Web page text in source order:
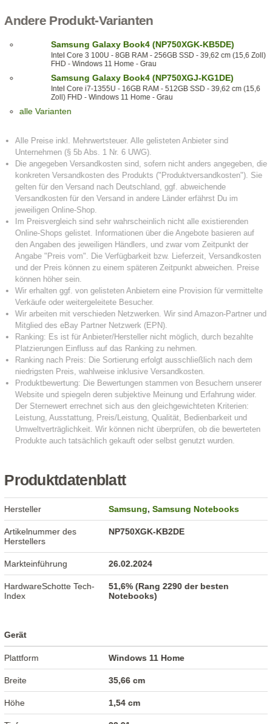
Andere Produkt-Varianten
Samsung Galaxy Book4 (NP750XGK-KB5DE)
Intel Core 3 100U - 8GB RAM - 256GB SSD - 39,62 cm (15,6 Zoll)
FHD - Windows 11 Home - Grau
Samsung Galaxy Book4 (NP750XGJ-KG1DE)
Intel Core i7-1355U - 16GB RAM - 512GB SSD - 39,62 cm (15,6
Zoll) FHD - Windows 11 Home - Grau
alle Varianten
Produktdatenblatt
Hersteller Samsung,Samsung Notebooks
Artikelnummer des
Herstellers
NP750XGK-KB2DE
Markteinführung 26.02.2024
HardwareSchotte Tech-
Index
51,6% (Rang 2290 der besten
Notebooks)
Gerät
Plattform Windows 11 Home
Breite 35,66 cm
Höhe 1,54 cm